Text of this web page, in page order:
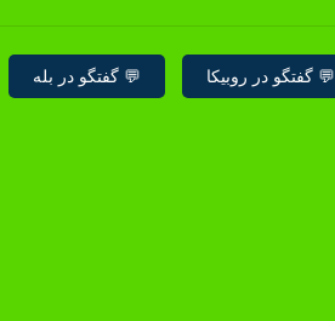
💬 گفتگو در روبیکا 💬 گفتگو در بله